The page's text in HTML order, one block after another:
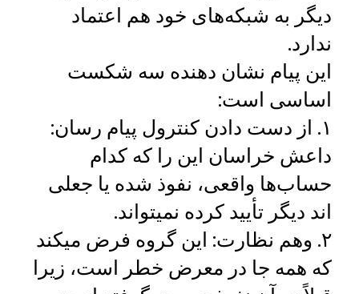
دیگر به شبکه‌های خود هم اعتماد
ندارد.
این پیام نشان‌ دهنده سه شکست
اساسی است:
۱. از دست دادن کنترول پیام رسان:
داعش خراسان این را که کدام
حساب‌ها واقعی، نفوذ شده یا جعلی
اند دیگر تأیید کرده نمیتواند.
۲. وهم نظارت: این گروه فرض میکند
که همه‌ جا در معرض خطر است، زیرا